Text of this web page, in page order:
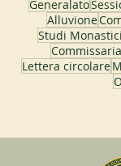
Generalato
Alluvione
Studi Monastici
Lettera circolare